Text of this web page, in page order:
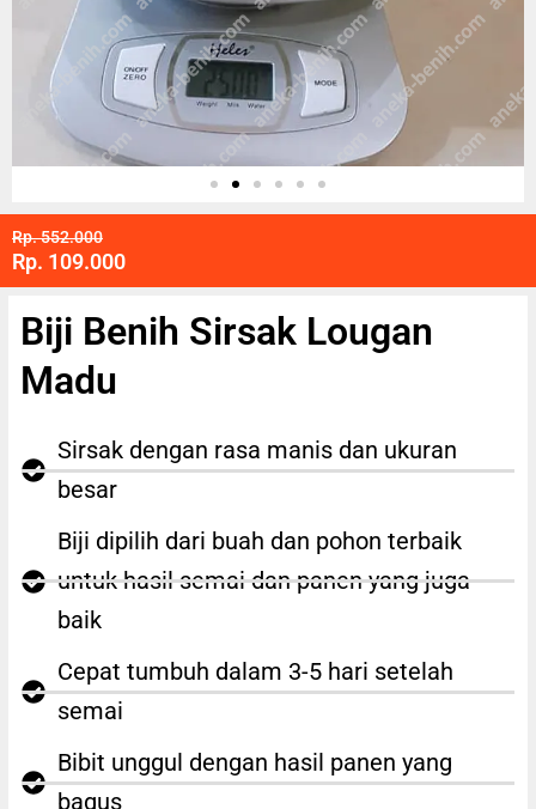
Rp. 552.000
Rp. 109.000
Biji Benih Sirsak Lougan
Madu
Sirsak dengan rasa manis dan ukuran
besar
Biji dipilih dari buah dan pohon terbaik
untuk hasil semai dan panen yang juga
baik
Cepat tumbuh dalam 3-5 hari setelah
semai
Bibit unggul dengan hasil panen yang
bagus